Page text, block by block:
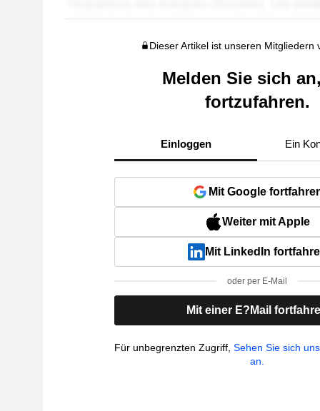
Dieser Artikel ist unseren Mitgliedern
Melden Sie sich
fortzufahren.
Einloggen Ein
Mit Google
Weiter mit Apple
Mit LinkedIn
oder per E-Mail
Mit einer E?Mail
Für unbegrenzten Zugriff,Sehen Sie sich
an.